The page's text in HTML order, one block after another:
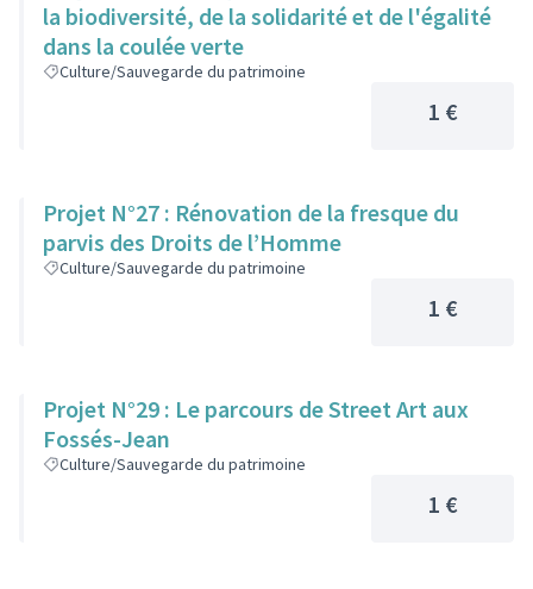
la biodiversité, de la solidarité et de l'égalité
dans la coulée verte
Culture/Sauvegarde du patrimoine
1 €
Projet N°27 : Rénovation de la fresque du
parvis des Droits de l’Homme
Culture/Sauvegarde du patrimoine
1 €
Projet N°29 : Le parcours de Street Art aux
Fossés-Jean
Culture/Sauvegarde du patrimoine
1 €